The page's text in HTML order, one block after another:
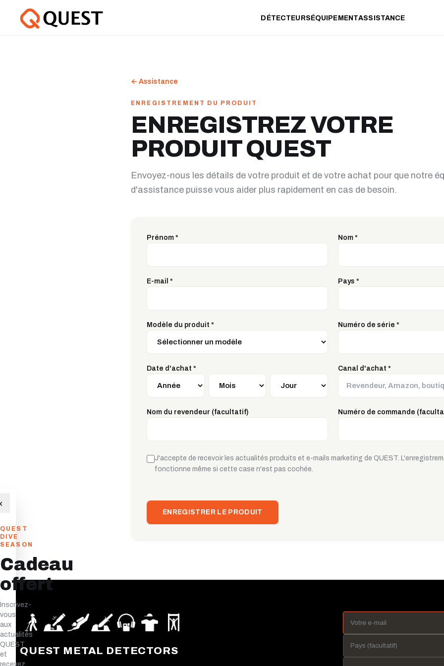
DÉTECTEURSÉQUIPEMENTASSISTANCE
← Assistance
ENREGISTREMENT DU PRODUIT
ENREGISTREZ VOTRE
PRODUIT QUEST
Envoyez-nous les détails de votre produit et de votre achat pour que notre
d'assistance puisse vous aider plus rapidement en cas de besoin.
Prénom * Nom *
E-mail * Pays *
Modèle du produit * Numéro de série *
Date d'achat * Canal d'achat *
Nom du revendeur (facultatif) Numéro de commande
J'accepte de recevoir les actualités produits et e-mails marketing de QUEST.
fonctionne même si cette case n'est pas cochée.
ENREGISTRER LE PRODUIT
QUEST METAL DETECTORS
QUEST
DIVE
SEASON
Cadeau
offert
Inscrivez-
vous
aux
actualités
QUEST
et
recevez